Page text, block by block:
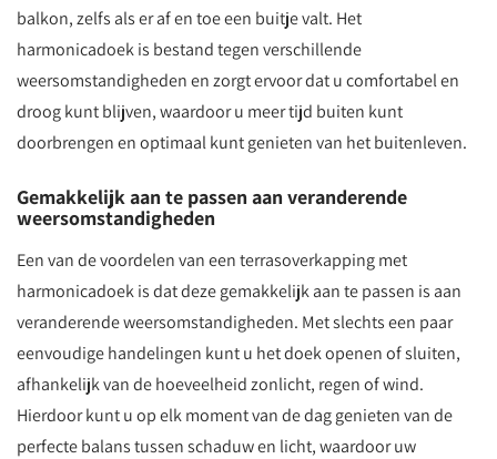
balkon, zelfs als er af en toe een buitje valt. Het
harmonicadoek is bestand tegen verschillende
weersomstandigheden en zorgt ervoor dat u comfortabel en
droog kunt blijven, waardoor u meer tijd buiten kunt
doorbrengen en optimaal kunt genieten van het buitenleven.
Gemakkelijk aan te passen aan veranderende
weersomstandigheden
Een van de voordelen van een terrasoverkapping met
harmonicadoek is dat deze gemakkelijk aan te passen is aan
veranderende weersomstandigheden. Met slechts een paar
eenvoudige handelingen kunt u het doek openen of sluiten,
afhankelijk van de hoeveelheid zonlicht, regen of wind.
Hierdoor kunt u op elk moment van de dag genieten van de
perfecte balans tussen schaduw en licht, waardoor uw